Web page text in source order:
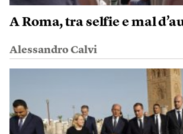
A Roma, tra selfie e mal
Alessandro Calvi